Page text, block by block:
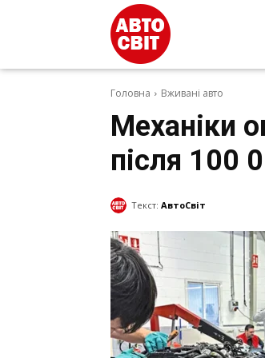
Головна Вживані авто
Механіки
після 100
Текст: АвтоСвіт